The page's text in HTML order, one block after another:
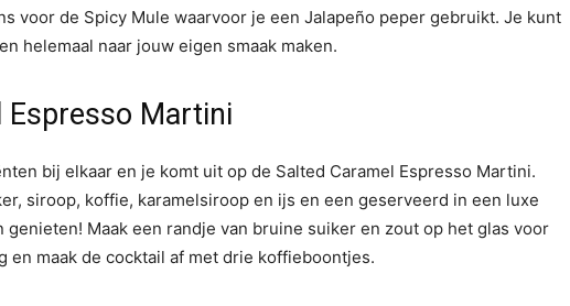
voor de Spicy Mule waarvoor je een Jalapeño peper gebruikt. Je kunt
helemaal naar jouw eigen smaak maken.
Espresso Martini
bij elkaar en je komt uit op de Salted Caramel Espresso Martini.
siroop, koffie, karamelsiroop en ijs en een geserveerd in een luxe
genieten! Maak een randje van bruine suiker en zout op het glas voor
en maak de cocktail af met drie koffieboontjes.